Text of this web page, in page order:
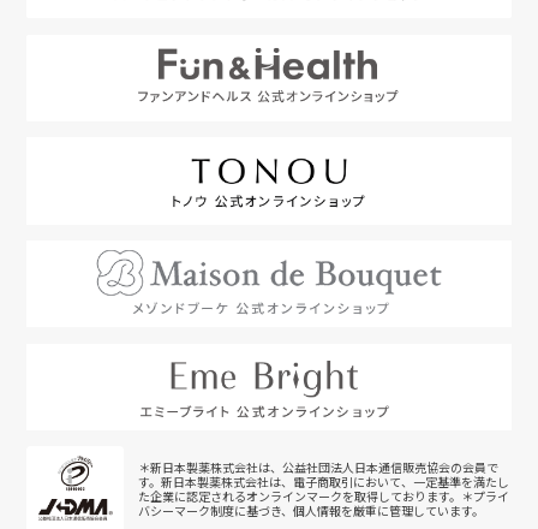
＊新日本製薬株式会社は、公益社団法人日本通信販売協会の会員で
す。新日本製薬株式会社は、電子商取引において、一定基準を満たし
た企業に認定されるオンラインマークを取得しております。＊プライ
バシーマーク制度に基づき、個人情報を厳重に管理しています。